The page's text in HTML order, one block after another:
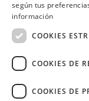
según tus
información
COOKIES
COOKIES DE
COOKIES DE